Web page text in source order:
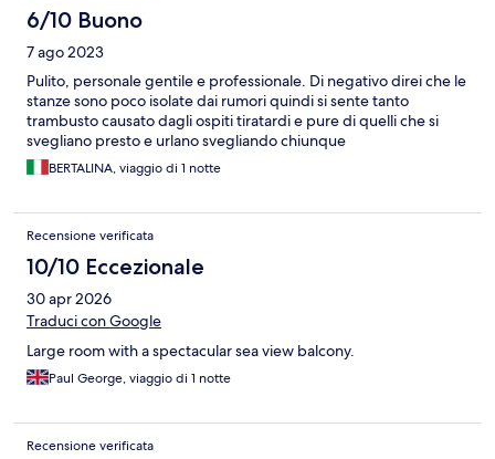
6/10 Buono
7 ago 2023
Pulito, personale gentile e professionale. Di negativo direi che le
stanze sono poco isolate dai rumori quindi si sente tanto
trambusto causato dagli ospiti tiratardi e pure di quelli che si
svegliano presto e urlano svegliando chiunque
BERTALINA, viaggio di 1 notte
Recensione verificata
10/10 Eccezionale
30 apr 2026
Traduci con Google
Large room with a spectacular sea view balcony.
Paul George, viaggio di 1 notte
Recensione verificata